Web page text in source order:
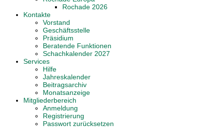
Rochade 2026
Kontakte
Vorstand
Geschäftsstelle
Präsidium
Beratende Funktionen
Schachkalender 2027
Services
Hilfe
Jahreskalender
Beitragsarchiv
Monatsanzeige
Mitgliederbereich
Anmeldung
Registrierung
Passwort zurücksetzen